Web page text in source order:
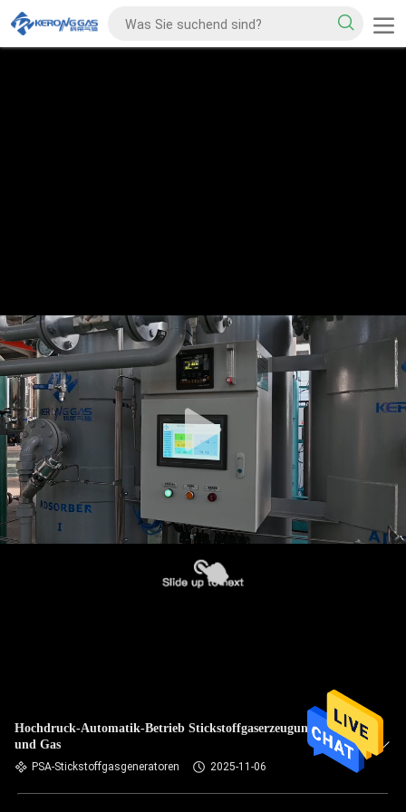
Hochdruck-Automatik-Betrieb Stickstoffgaserzeugung für Öl
und Gas
PSA-Stickstoffgasgeneratoren 2025-11-06